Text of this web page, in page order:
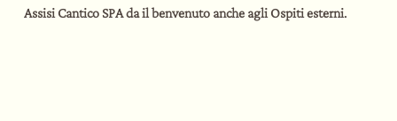
Assisi Cantico SPA da il benvenuto anche agli Ospiti esterni.